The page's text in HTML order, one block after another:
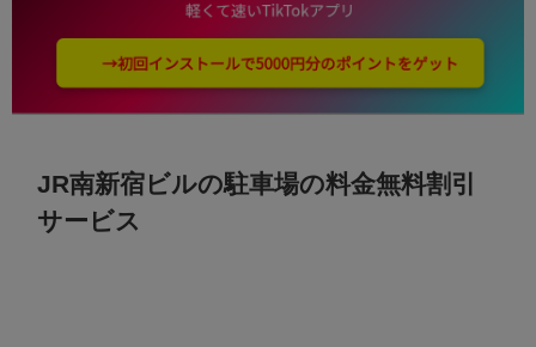
JR南新宿ビルの駐車場の料金無料割引
サービス